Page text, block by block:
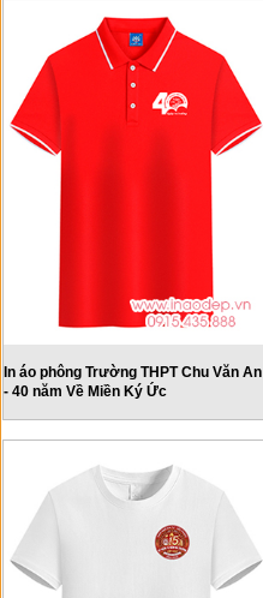
In áo phông Trường THPT Chu Văn An
- 40 năm Về Miền Ký Ức